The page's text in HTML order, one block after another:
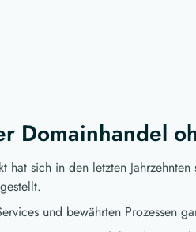
Domainhandel
hat sich in den letzten
und bewährten